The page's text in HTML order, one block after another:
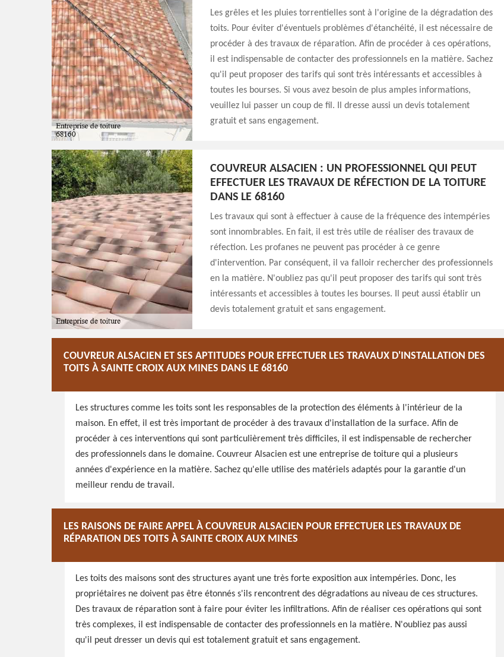
Les grêles et les pluies torrentielles sont à l'origine de la dégradation des
toits. Pour éviter d'éventuels problèmes d'étanchéité, il est nécessaire de
procéder à des travaux de réparation. Afin de procéder à ces opérations,
il est indispensable de contacter des professionnels en la matière. Sachez
qu'il peut proposer des tarifs qui sont très intéressants et accessibles à
toutes les bourses. Si vous avez besoin de plus amples informations,
veuillez lui passer un coup de fil. Il dresse aussi un devis totalement
gratuit et sans engagement.
COUVREUR ALSACIEN : UN PROFESSIONNEL QUI PEUT
EFFECTUER LES TRAVAUX DE RÉFECTION DE LA TOITURE
DANS LE 68160
Les travaux qui sont à effectuer à cause de la fréquence des intempéries
sont innombrables. En fait, il est très utile de réaliser des travaux de
réfection. Les profanes ne peuvent pas procéder à ce genre
d'intervention. Par conséquent, il va falloir rechercher des professionnels
en la matière. N'oubliez pas qu'il peut proposer des tarifs qui sont très
intéressants et accessibles à toutes les bourses. Il peut aussi établir un
devis totalement gratuit et sans engagement.
COUVREUR ALSACIEN ET SES APTITUDES POUR EFFECTUER LES TRAVAUX D'INSTALLATION DES
TOITS À SAINTE CROIX AUX MINES DANS LE 68160
Les structures comme les toits sont les responsables de la protection des éléments à l'intérieur de la
maison. En effet, il est très important de procéder à des travaux d'installation de la surface. Afin de
procéder à ces interventions qui sont particulièrement très difficiles, il est indispensable de rechercher
des professionnels dans le domaine. Couvreur Alsacien est une entreprise de toiture qui a plusieurs
années d'expérience en la matière. Sachez qu'elle utilise des matériels adaptés pour la garantie d'un
meilleur rendu de travail.
LES RAISONS DE FAIRE APPEL À COUVREUR ALSACIEN POUR EFFECTUER LES TRAVAUX DE
RÉPARATION DES TOITS À SAINTE CROIX AUX MINES
Les toits des maisons sont des structures ayant une très forte exposition aux intempéries. Donc, les
propriétaires ne doivent pas être étonnés s'ils rencontrent des dégradations au niveau de ces structures.
Des travaux de réparation sont à faire pour éviter les infiltrations. Afin de réaliser ces opérations qui sont
très complexes, il est indispensable de contacter des professionnels en la matière. N'oubliez pas aussi
qu'il peut dresser un devis qui est totalement gratuit et sans engagement.